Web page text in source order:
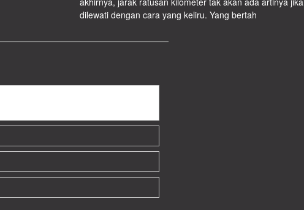
dilewati dengan cara yang keliru. Yang bertah